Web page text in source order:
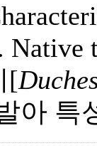
Native
[
아 특